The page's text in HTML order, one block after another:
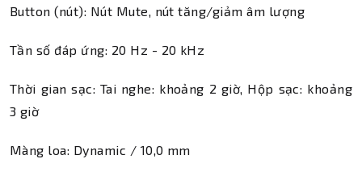
Button (nút): Nút Mute, nút tăng/giảm âm lượng
Tần số đáp ứng: 20 Hz - 20 kHz
Thời gian sạc: Tai nghe: khoảng 2 giờ, Hộp sạc: khoảng
3 giờ
Màng loa: Dynamic / 10,0 mm